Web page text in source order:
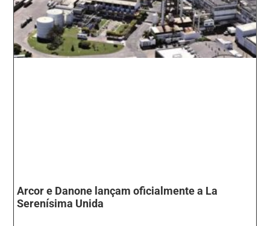
Arcor e Danone lançam oficialmente a La
Serenísima Unida